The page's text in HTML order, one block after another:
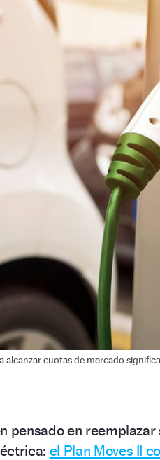
cuotas de mercado
pensado en reemplazar
el Plan Moves II